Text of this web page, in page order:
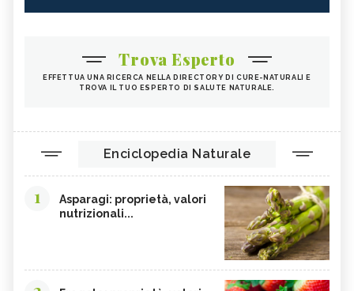
Trova Esperto
EFFETTUA UNA RICERCA NELLA DIRECTORY DI CURE-NATURALI E
TROVA IL TUO ESPERTO DI SALUTE NATURALE.
Enciclopedia Naturale
1
Asparagi: proprietà, valori
nutrizionali...